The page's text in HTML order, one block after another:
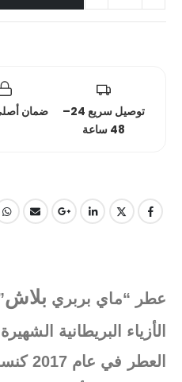
توصيل سريع 24–
48 ساعة
ضمان أصلي
عطر “ماي بربري بلاش
الأزياء البريطانية